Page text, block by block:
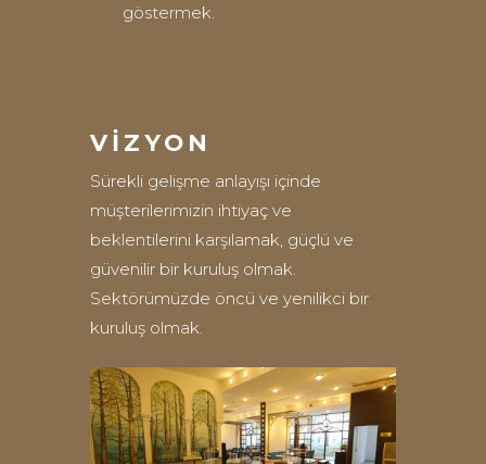
göstermek.
VIZYON
Sürekli gelişme anlayışı içinde
müşterilerimizin ihtiyaç ve
beklentilerini karşılamak, güçlü ve
güvenilir bir kuruluş olmak.
Sektörümüzde öncü ve yenilikci bir
kuruluş olmak.